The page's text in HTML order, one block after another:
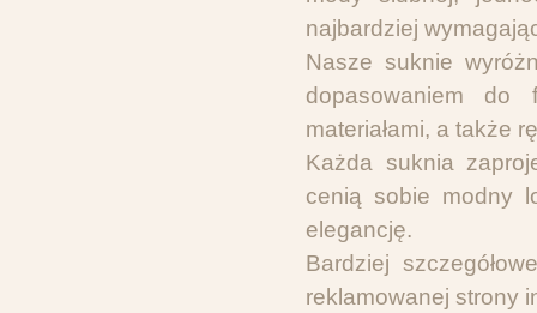
najbardziej
Nasze suknie
dopasowaniem do
materiałami, a także
Każda suknia
cenią sobie modny
elegancję.
Bardziej
reklamowanej strony